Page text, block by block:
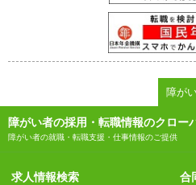
障が
障がい者の採用・転職情報のクロー
障がい者の就職・転職支援・仕事情報のご提供
求人情報検索
合